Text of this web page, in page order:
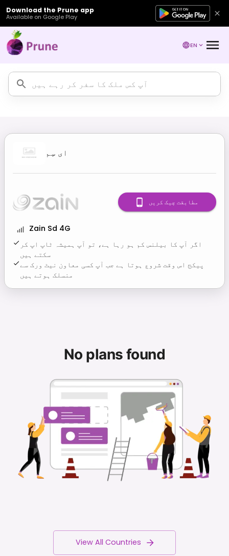
Download the Prune app
Available on Google Play
EN
ای سِم
Zain Sd 4G
اگر آپ کا بیلنس کم ہو رہا ہے، تو آپ ہمیشہ ٹاپ اپ کر
سکتے ہیں
پیکج اس وقت شروع ہوتا ہے جب آپ کسی معاون نیٹ ورک سے
منسلک ہوتے ہیں
مطابقت چیک کریں
No plans found
View All Countries